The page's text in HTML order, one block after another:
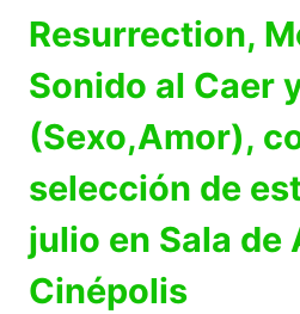
Resurrection,
Sonido al Caer
(Sexo,Amor),
selección de
julio en Sala de
Cinépolis